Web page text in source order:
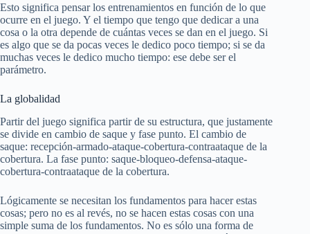
Esto significa pensar los entrenamientos en función de lo que
ocurre en el juego. Y el tiempo que tengo que dedicar a una
cosa o la otra depende de cuántas veces se dan en el juego. Si
es algo que se da pocas veces le dedico poco tiempo; si se da
muchas veces le dedico mucho tiempo: ese debe ser el
parámetro.
La globalidad
Partir del juego significa partir de su estructura, que justamente
se divide en cambio de saque y fase punto. El cambio de
saque: recepción-armado-ataque-cobertura-contraataque de la
cobertura. La fase punto: saque-bloqueo-defensa-ataque-
cobertura-contraataque de la cobertura.
Lógicamente se necesitan los fundamentos para hacer estas
cosas; pero no es al revés, no se hacen estas cosas con una
simple suma de los fundamentos. No es sólo una forma de